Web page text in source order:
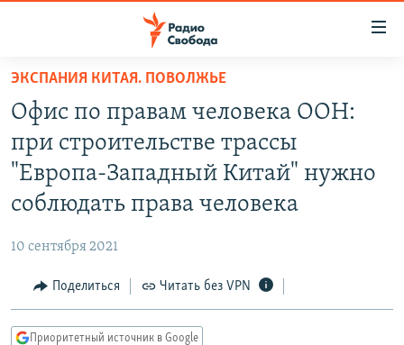
упрощенного
доступа
основному
содержанию
навигации
Вернутся
ПРОГРАММЫ
ПОДКАСТЫ
АВТОРСКИЕ ПРОЕКТЫ
ЦИТАТЫ СВОБОДЫ
КУЛЬТУРА
IDEL.РЕАЛИИ
КАВКАЗ.РЕАЛИИ
ЭКСПАНИЯ КИТАЯ. ПОВОЛЖЬЕ
Офис по правам человека ООН:
при строительстве трассы
"Европа-Западный Китай" нужно
соблюдать права человека
10 сентября 2021
Поделиться Читать без VPN
Приоритетный источник в Google